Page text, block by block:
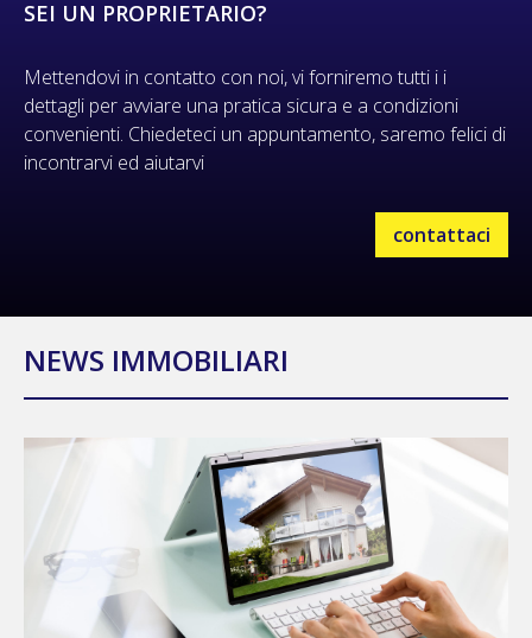
SEI UN PROPRIETARIO?
Mettendovi in contatto con noi, vi forniremo tutti i i
dettagli per avviare una pratica sicura e a condizioni
convenienti. Chiedeteci un appuntamento, saremo felici di
incontrarvi ed aiutarvi
contattaci
NEWS IMMOBILIARI